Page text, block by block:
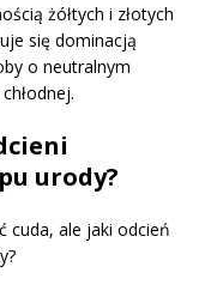
żółtych i złotych
się dominacją
o neutralnym
urody?
cuda, ale jaki odcień